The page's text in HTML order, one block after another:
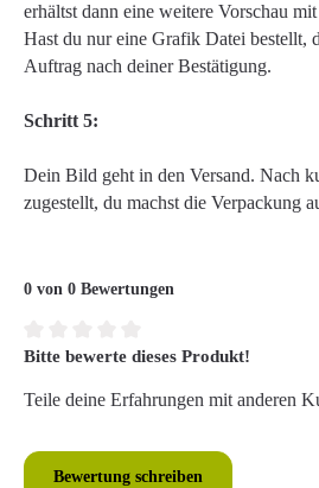
erhältst dann eine weitere Vorschau
Hast du nur eine Grafik Datei bestellt,
Auftrag nach deiner Bestätigung.
Schritt 5:
Dein Bild geht in den Versand. Nach
zugestellt, du machst die Verpackung
0 von 0 Bewertungen
Durchschnittliche Bewertung von 0 von
Bitte bewerte dieses Produkt!
Teile deine Erfahrungen mit anderen
Bewertung schreiben